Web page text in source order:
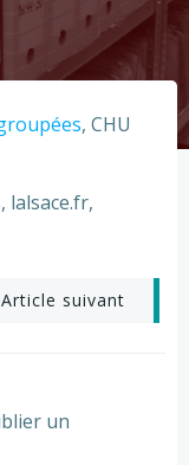
, CHU
, lalsace.fr,
Article suivant
un